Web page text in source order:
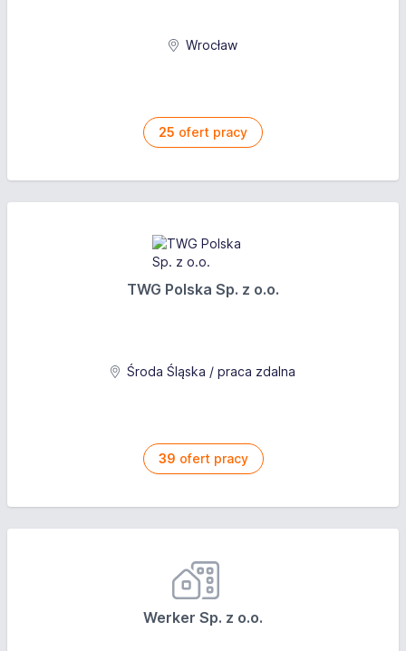
Wrocław
25 ofert pracy
TWG Polska Sp. z o.o.
Środa Śląska / praca zdalna
39 ofert pracy
Werker Sp. z o.o.